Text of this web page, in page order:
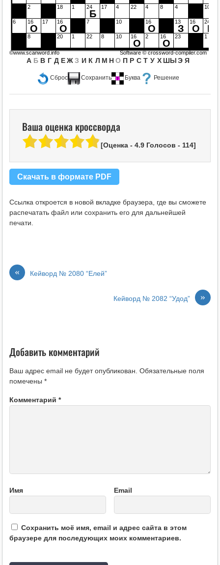
Сброс Сохранить Буква Решение
2 18 1 24
Б
17 4 22 4 8 4 10
6 16
О
17 16
О
7 10 16
О
13
З
16
О
24
Б
8 20 1 22 8 10 16
О
2 16
О
23 1
А Б В Г Д Е Ж З И К Л М Н О П Р С Т У Х ШЫЭ Я
©www.scanword.info Software ©crossword-compiler.com
Ваша оценка кроссворда
[Оценка - 4.9Голосов - 114]
Скачать в формате PDF
Ссылка откроется в новой вкладке браузера, где вы сможете
распечатать файл или сохранить его для дальнейшей
печати.
« Кейворд № 2080 “Елей”
»
Кейворд № 2082 “Удод”
Добавить комментарий
Ваш адрес email не будет опубликован. Обязательные поля
помечены *
Комментарий *
Имя Email
Сохранить моё имя, email и адрес сайта в этом
браузере для последующих моих комментариев.